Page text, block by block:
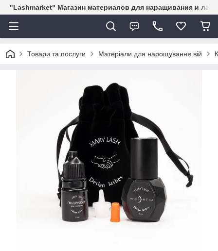
"Lashmarket" Магазин материалов для наращивания и
Товари та послуги Матеріали для нарощування вій